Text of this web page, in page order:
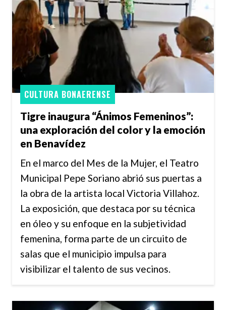
Tigre inaugura “Ánimos Femeninos”:
una exploración del color y la emoción
en Benavídez
CULTURA BONAERENSE
En el marco del Mes de la Mujer, el Teatro
Municipal Pepe Soriano abrió sus puertas a
la obra de la artista local Victoria Villahoz.
La exposición, que destaca por su técnica
en óleo y su enfoque en la subjetividad
femenina, forma parte de un circuito de
salas que el municipio impulsa para
visibilizar el talento de sus vecinos.